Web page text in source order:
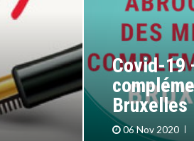
Covid-19
Bruxelles
06 Nov 2020